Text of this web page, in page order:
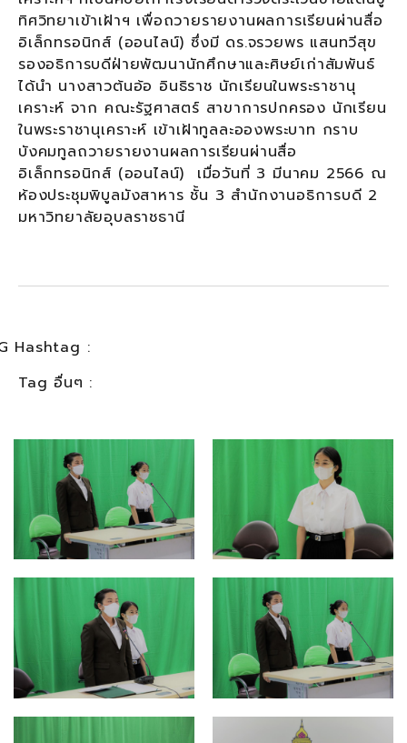
ทิศวิทยาเข้าเฝ้าฯ เพื่อถวายรายงานผลการเรียนผ่านสื่อ
อิเล็กทรอนิกส์ (ออนไลน์) ซึ่งมี ดร.จรวยพร แสนทวีสุข
รองอธิการบดีฝ่ายพัฒนานักศึกษาและศิษย์เก่าสัมพันธ์
ได้นำ นางสาวต้นอ้อ อินธิราช นักเรียนในพระราชานุ
เคราะห์ จาก คณะรัฐศาสตร์ สาขาการปกครอง นักเรียน
ในพระราชานุเคราะห์ เข้าเฝ้าทูลละอองพระบาท กราบ
บังคมทูลถวายรายงานผลการเรียนผ่านสื่อ
อิเล็กทรอนิกส์ (ออนไลน์) เมื่อวันที่ 3 มีนาคม 2566 ณ
ห้องประชุมพิบูลมังสาหาร ชั้น 3 สำนักงานอธิการบดี 2
มหาวิทยาลัยอุบลราชธานี
Hashtag :
Tag อื่นๆ :